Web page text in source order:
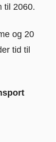
til 2060.
og 20
tid til